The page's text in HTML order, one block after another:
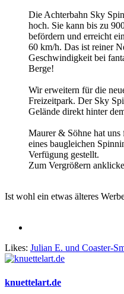
Die Achterbahn Sky
hoch. Sie kann bis zu
befördern und erreicht
60 km/h. Das ist reiner
Geschwindigkeit bei
Berge!
Wir erweitern für die
Freizeitpark. Der Sky
Gelände direkt hinter
Maurer & Söhne hat
eines baugleichen
Verfügung gestellt.
Zum Vergrößern
Ist wohl ein etwas älteres
Likes: Julian E. und Coaster-
knuettelart.de